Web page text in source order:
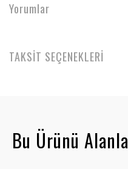
Yorumlar
TAKSİT SEÇENEKLERİ
Bu Ürünü